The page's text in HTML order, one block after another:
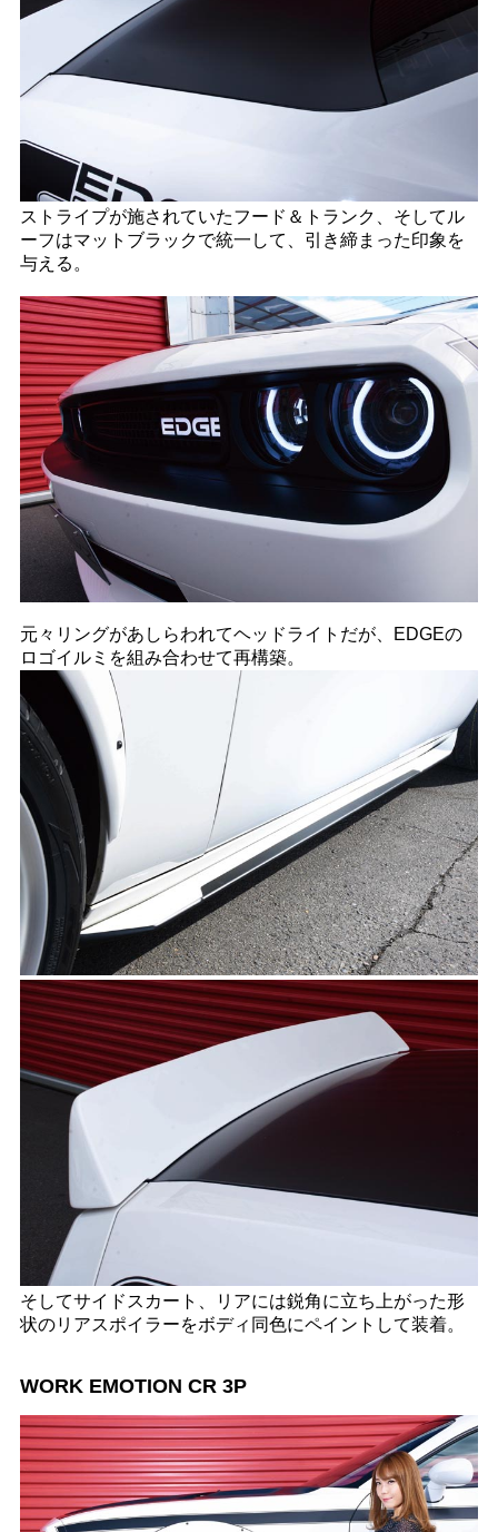
ストライプが施されていたフード＆トランク、そしてル
ーフはマットブラックで統一して、引き締まった印象を
与える。
元々リングがあしらわれてヘッドライトだが、EDGEの
ロゴイルミを組み合わせて再構築。
そしてサイドスカート、リアには鋭角に立ち上がった形
状のリアスポイラーをボディ同色にペイントして装着。
WORK EMOTION CR 3P